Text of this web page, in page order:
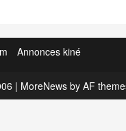
Annonces kiné
| MoreNewsby AF